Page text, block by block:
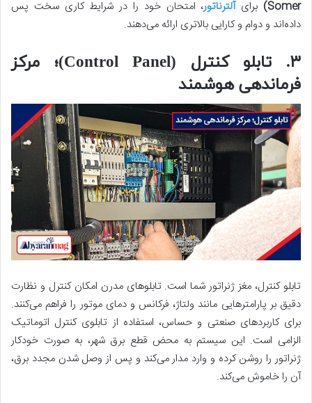
Somer) برایآلترناتور، امتحان خود را در شرایط کاری سخت پس
داده‌اند و دوام و کارایی بالاتری ارائه می‌دهند.
۳. تابلو کنترل (Control Panel)؛ مرکز
فرماندهی هوشمند
تابلو کنترل، مغز ژنراتور شما است. تابلوهای مدرن امکان کنترل و نظارت
دقیق بر پارامترهایی مانند ولتاژ، فرکانس و دمای موتور را فراهم می‌کنند.
برای کاربردهای صنعتی و حساس، استفاده از تابلوی کنترل اتوماتیک
الزامی است. این سیستم به محض قطع برق شهر، به صورت خودکار
ژنراتور را روشن کرده و وارد مدار می‌کند و پس از وصل شدن مجدد برق،
آن را خاموش می‌کند.